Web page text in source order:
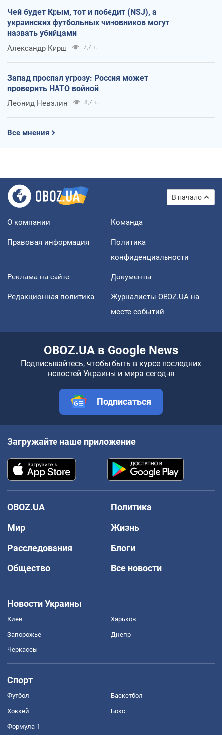
Чей будет Крым, тот и победит (NSJ), а
украинских футбольных чиновников могут
назвать убийцами
Александр Кирш 7,7 т.
Запад проспал угрозу: Россия может
проверить НАТО войной
Леонид Невзлин 8,7 т.
Все мнения
В начало
О компании Команда
Правовая информация
Политика
конфиденциальности
Реклама на сайте Документы
Редакционная политика
Журналисты OBOZ.UA на
месте событий
OBOZ.UA в Google News
Подписывайтесь, чтобы быть в курсе последних
новостей Украины и мира сегодня
Подписаться
Загружайте наше приложение
OBOZ.UA
Политика
Мир
Жизнь
Расследования
Блоги
Общество
Все новости
Новости Украины
Киев Харьков
Запорожье Днепр
Черкассы
Спорт
Футбол Баскетбол
Хоккей Бокс
Формула-1